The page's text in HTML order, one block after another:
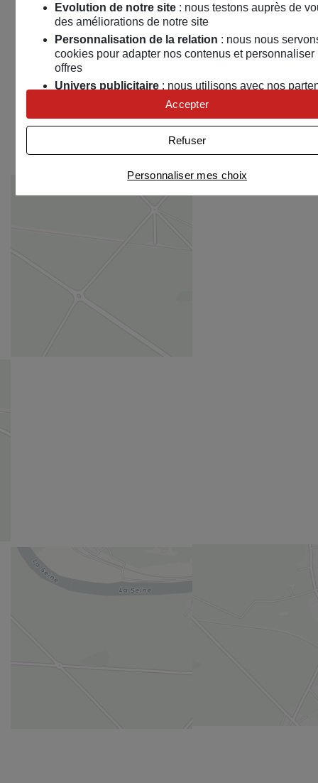
Evolution de notre site: nous testons auprès de
des améliorations de notre site
Personnalisation de la relation : nous nous
cookies pour adapter nos contenus et personnaliser
offres
Univers publicitaire: nous utilisons avec nos
des cookies pour afficher des publicités
Connaître notre politique cookies et la liste de nos
Personnaliser mes choix
Refuser
Accepter